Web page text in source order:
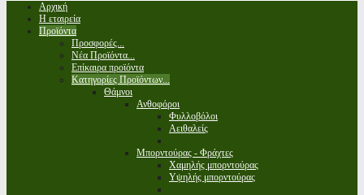
Αρχική
Η εταιρεία
Προϊόντα
Προσφορές...
Νέα Προϊόντα...
Επίκαιρα προϊόντα
Κατηγορίες Προϊόντων...
Θάμνοι
Ανθοφόροι
Φυλλοβόλοι
Αειθαλείς
Μπορντούρας - Φράχτες
Χαμηλής μπορντούρας
Υψηλής μπορντούρας